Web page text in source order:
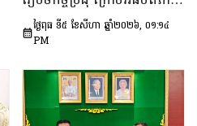
ឯកឧត្តម ឆឺយ រឿន រដ្ឋលេខាធិ
ការ​ទីស្តីការគណៈរដ្ឋមន្ត្រី ដើម្បី
ព្រាង​គំរូ​របាយការណ៍​សង្ខេប​ស្ដីពី​
វឌ្ឍនភាព​និងសមិទ្ធផល​សំខាន់ៗ​
របស់​រាជរដ្ឋាភិបាល​នៃ​
ថ្ងៃពុធ ទី៥ ខែសីហា ឆ្នាំ២០២៦, ០១:១៤
PM